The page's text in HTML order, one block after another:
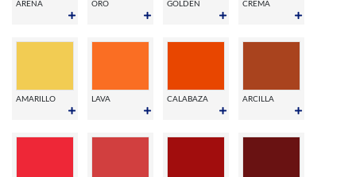
ARENA ORO GOLDEN CREMA
AMARILLO LAVA CALABAZA ARCILLA